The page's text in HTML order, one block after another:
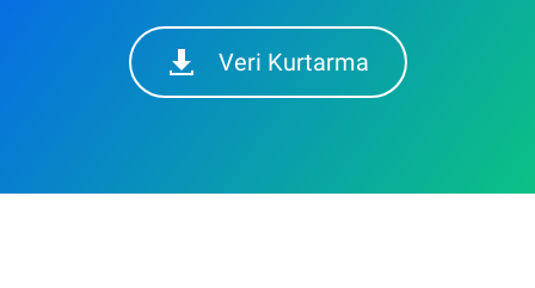
Veri Kurtarma